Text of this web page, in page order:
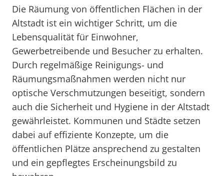
Die Räumung von öffentlichen Flächen in der
Altstadt ist ein wichtiger Schritt, um die
Lebensqualität für Einwohner,
Gewerbetreibende und Besucher zu erhalten.
Durch regelmäßige Reinigungs- und
Räumungsmaßnahmen werden nicht nur
optische Verschmutzungen beseitigt, sondern
auch die Sicherheit und Hygiene in der Altstadt
gewährleistet. Kommunen und Städte setzen
dabei auf effiziente Konzepte, um die
öffentlichen Plätze ansprechend zu gestalten
und ein gepflegtes Erscheinungsbild zu